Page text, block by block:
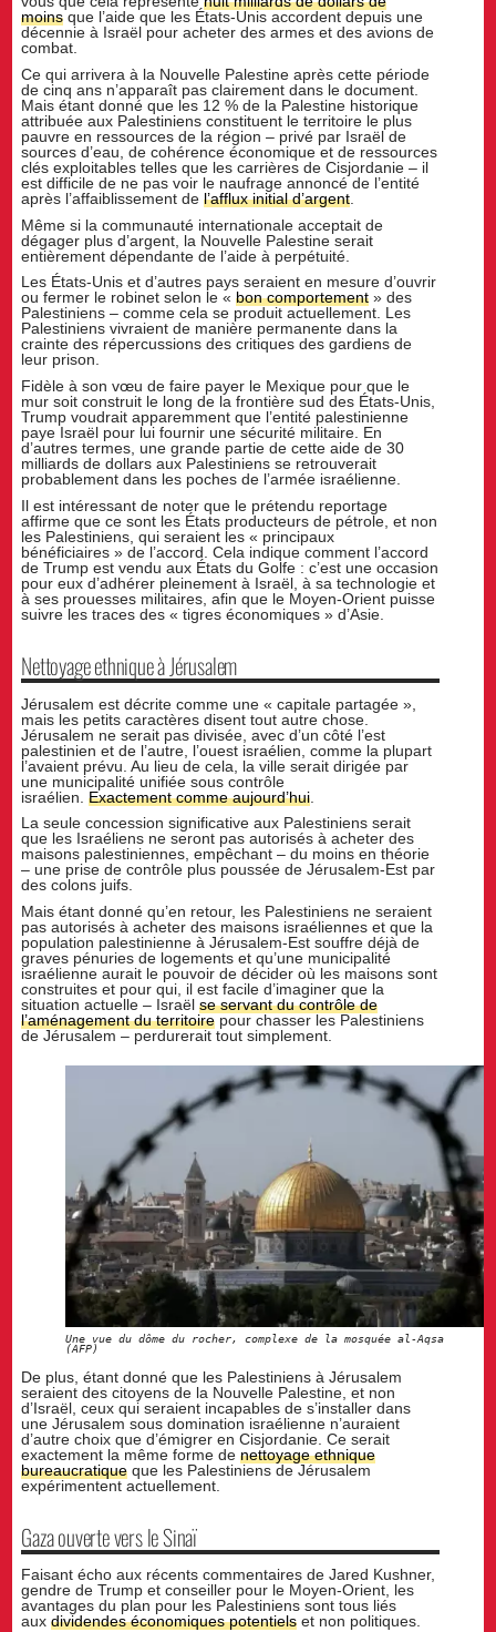
moins que l’aide que les États-Unis accordent depuis une
décennie à Israël pour acheter des armes et des avions de
combat.
Ce qui arrivera à la Nouvelle Palestine après cette période
de cinq ans n’apparaît pas clairement dans le document.
Mais étant donné que les 12 % de la Palestine historique
attribuée aux Palestiniens constituent le territoire le plus
pauvre en ressources de la région – privé par Israël de
sources d’eau, de cohérence économique et de ressources
clés exploitables telles que les carrières de Cisjordanie – il
est difficile de ne pas voir le naufrage annoncé de l’entité
après l’affaiblissement del’afflux initial d’argent
Même si la communauté internationale acceptait de
dégager plus d’argent, la Nouvelle Palestine serait
entièrement dépendante de l’aide à perpétuité.
Les États-Unis et d’autres pays seraient en mesure d’ouvrir
ou fermer le robinet selon le «bon comportement » des
Palestiniens – comme cela se produit actuellement. Les
Palestiniens vivraient de manière permanente dans la
crainte des répercussions des critiques des gardiens de
leur prison.
Fidèle à son vœu de faire payer le Mexique pour que le
mur soit construit le long de la frontière sud des États-Unis,
Trump voudrait apparemment que l’entité palestinienne
paye Israël pour lui fournir une sécurité militaire. En
d’autres termes, une grande partie de cette aide de 30
milliards de dollars aux Palestiniens se retrouverait
probablement dans les poches de l’armée israélienne.
Il est intéressant de noter que le prétendu reportage
affirme que ce sont les États producteurs de pétrole, et non
les Palestiniens, qui seraient les « principaux
bénéficiaires » de l’accord. Cela indique comment l’accord
de Trump est vendu aux États du Golfe : c’est une occasion
pour eux d’adhérer pleinement à Israël, à sa technologie et
à ses prouesses militaires, afin que le Moyen-Orient puisse
suivre les traces des « tigres économiques » d’Asie.
Nettoyage ethnique à Jérusalem
Jérusalem est décrite comme une « capitale partagée »,
mais les petits caractères disent tout autre chose.
Jérusalem ne serait pas divisée, avec d’un côté l’est
palestinien et de l’autre, l’ouest israélien, comme la plupart
l’avaient prévu. Au lieu de cela, la ville serait dirigée par
une municipalité unifiée sous contrôle
israélien.Exactement comme aujourd’hui
La seule concession significative aux Palestiniens serait
que les Israéliens ne seront pas autorisés à acheter des
maisons palestiniennes, empêchant – du moins en théorie
– une prise de contrôle plus poussée de Jérusalem-Est par
des colons juifs.
Mais étant donné qu’en retour, les Palestiniens ne seraient
pas autorisés à acheter des maisons israéliennes et que la
population palestinienne à Jérusalem-Est souffre déjà de
graves pénuries de logements et qu’une municipalité
israélienne aurait le pouvoir de décider où les maisons sont
construites et pour qui, il est facile d’imaginer que la
situation actuelle – Israëlse servant du contrôle de
l’aménagement du territoire pour chasser les Palestiniens
de Jérusalem – perdurerait tout simplement.
Une vue du dôme du rocher, complexe de la mosquée al-Aqsa
(AFP)
De plus, étant donné que les Palestiniens à Jérusalem
seraient des citoyens de la Nouvelle Palestine, et non
d’Israël, ceux qui seraient incapables de s’installer dans
une Jérusalem sous domination israélienne n’auraient
d’autre choix que d’émigrer en Cisjordanie. Ce serait
exactement la même forme denettoyage ethnique
bureaucratique que les Palestiniens de Jérusalem
expérimentent actuellement.
Gaza ouverte vers le Sinaï
Faisant écho aux récents commentaires de Jared Kushner,
gendre de Trump et conseiller pour le Moyen-Orient, les
avantages du plan pour les Palestiniens sont tous liés
auxdividendes économiques potentiels et non politiques.